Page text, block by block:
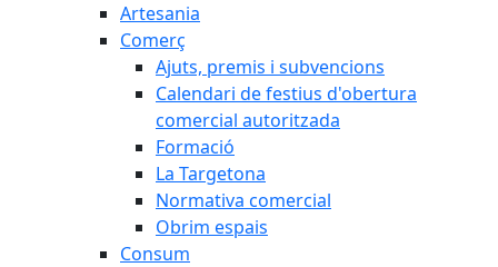
Artesania
Comerç
Ajuts, premis i subvencions
Calendari de festius d'obertura
comercial autoritzada
Formació
La Targetona
Normativa comercial
Obrim espais
Consum